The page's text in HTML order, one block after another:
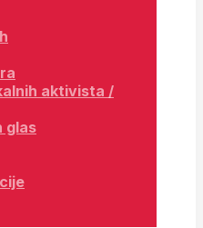
aktivista /
glas